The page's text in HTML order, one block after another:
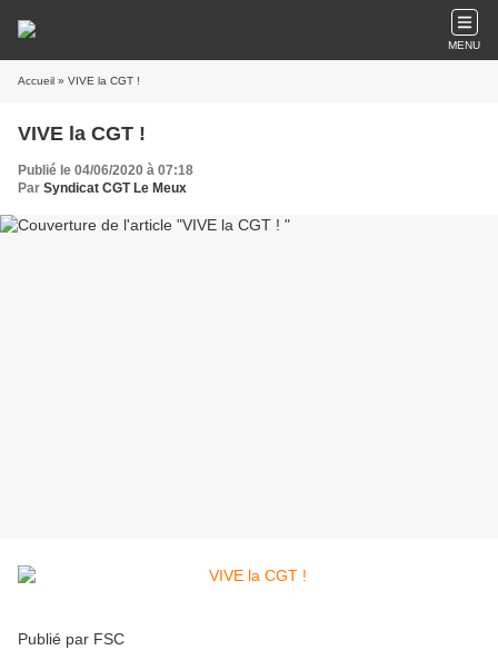
MENU
Accueil » VIVE la CGT !
VIVE la CGT !
Publié le 04/06/2020 à 07:18
Par Syndicat CGT Le Meux
Publié par FSC